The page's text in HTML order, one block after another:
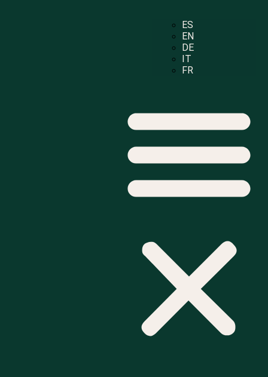
ES
EN
DE
IT
FR